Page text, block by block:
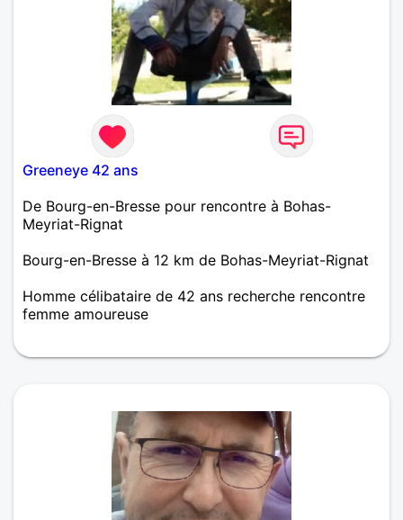
Greeneye 42 ans
De Bourg-en-Bresse pour rencontre à Bohas-
Meyriat-Rignat
Bourg-en-Bresse à 12 km de Bohas-Meyriat-Rignat
Homme célibataire de 42 ans recherche rencontre
femme amoureuse
connaissance et pour la suite commençons par le